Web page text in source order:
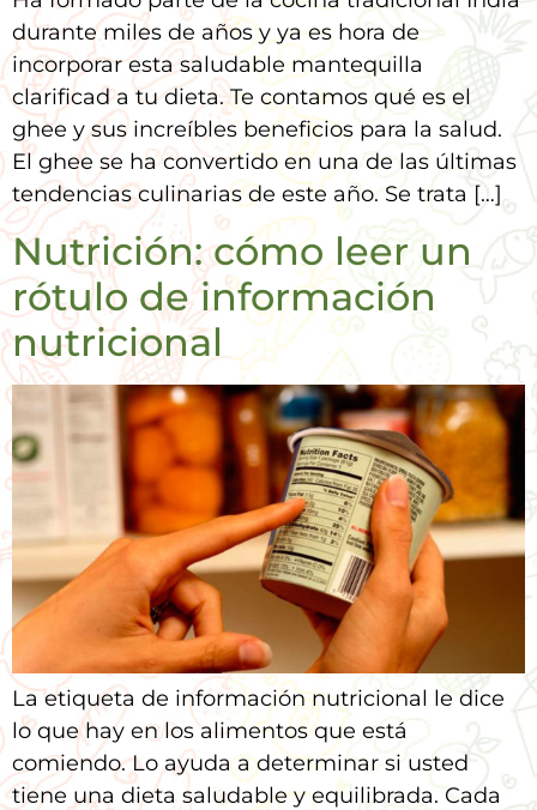
durante miles de años y ya es hora de
incorporar esta saludable mantequilla
clarificad a tu dieta. Te contamos qué es el
ghee y sus increíbles beneficios para la salud.
El ghee se ha convertido en una de las últimas
tendencias culinarias de este año. Se trata […]
Nutrición: cómo leer un
rótulo de información
nutricional
La etiqueta de información nutricional le dice
lo que hay en los alimentos que está
comiendo. Lo ayuda a determinar si usted
tiene una dieta saludable y equilibrada. Cada